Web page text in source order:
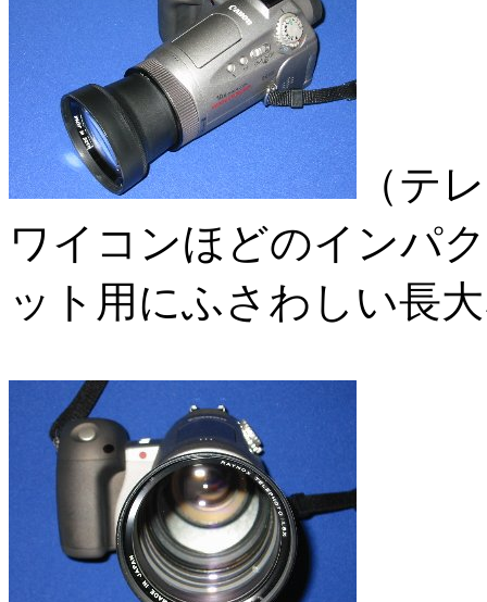
（テ
ワイコンほどのインパ
ット用にふさわしい長